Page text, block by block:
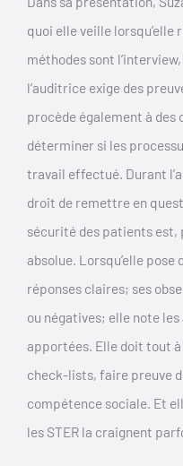
quoi elle veille
méthodes sont
l’auditrice exige des
procède également à
déterminer si les
travail effectué. Durant
droit de remettre en
sécurité des patients est,
absolue. Lorsqu’elle
réponses claires; ses
ou négatives; elle note
apportées. Elle doit tout
check-lists, faire preuve
compétence sociale. Et
les STER la craignent